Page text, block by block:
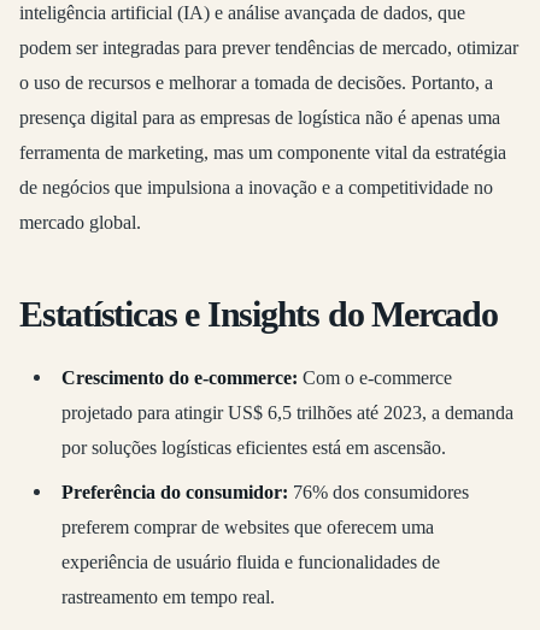
inteligência artificial (IA) e análise avançada de dados, que
podem ser integradas para prever tendências de mercado, otimizar
o uso de recursos e melhorar a tomada de decisões. Portanto, a
presença digital para as empresas de logística não é apenas uma
ferramenta de marketing, mas um componente vital da estratégia
de negócios que impulsiona a inovação e a competitividade no
mercado global.
Estatísticas e Insights do Mercado
Crescimento do e-commerce: Com o e-commerce
projetado para atingir US$ 6,5 trilhões até 2023, a demanda
por soluções logísticas eficientes está em ascensão.
Preferência do consumidor: 76% dos consumidores
preferem comprar de websites que oferecem uma
experiência de usuário fluida e funcionalidades de
rastreamento em tempo real.